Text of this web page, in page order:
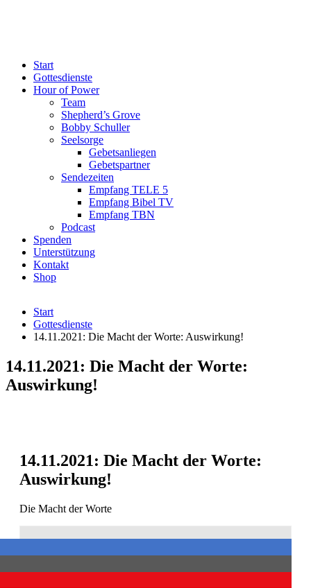
Start
Gottesdienste
Hour of Power
Team
Shepherd’s Grove
Bobby Schuller
Seelsorge
Gebetsanliegen
Gebetspartner
Sendezeiten
Empfang TELE 5
Empfang Bibel TV
Empfang TBN
Podcast
Spenden
Unterstützung
Kontakt
Shop
Start
Gottesdienste
14.11.2021: Die Macht der Worte: Auswirkung!
14.11.2021: Die Macht der Worte:
Auswirkung!
14.11.2021: Die Macht der Worte:
Auswirkung!
Die Macht der Worte